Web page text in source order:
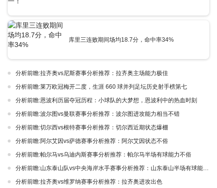
库里三连败期间场均18.7分，命中率34%
分析前瞻:拉齐奥vs尼斯赛事分析推荐：拉齐奥主场能力极佳
分析前瞻:莱万欧冠梅开二度，生涯 660 球并列足坛历史射手榜第七
分析前瞻:恩波利历届夺冠历程：小球队的大梦想，恩波利中的热血时刻
分析前瞻:波尔图vs曼联赛事分析推荐：波尔图进攻能力相当不错
分析前瞻:切尔西vs根特赛事分析推荐：切尔西近期状态爆棚
分析前瞻:阿尔艾因vs萨德赛事分析推荐：阿尔艾因状态不俗
分析前瞻:帕尔马vs乌迪内斯赛事分析推荐：帕尔马半场有球能力不俗
分析前瞻:山东泰山队vs中央海岸水手赛事分析推荐：山东泰山半场有球能力不俗
分析前瞻:拉齐奥vs维罗纳赛事分析推荐：拉齐奥进攻出色